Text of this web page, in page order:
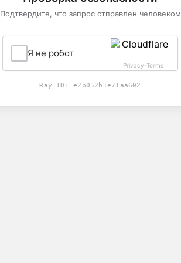
Подтвердите, что запрос отправлен человеком
Я не робот
Privacy-Terms
Ray ID:e2b052b1e71aa602